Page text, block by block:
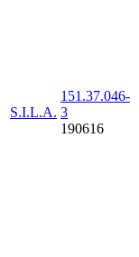
S.I.L.A.
151.37.046-
3
190616